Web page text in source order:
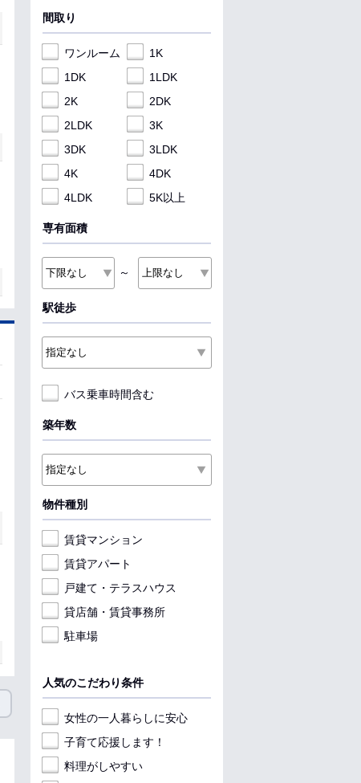
間取り
ワンルーム
1K
1DK
1LDK
2K
2DK
2LDK
3K
3DK
3LDK
4K
4DK
4LDK
5K以上
専有面積
～
駅徒歩
バス乗車時間含む
築年数
物件種別
賃貸マンション
賃貸アパート
戸建て・テラスハウス
貸店舗・賃貸事務所
駐車場
人気のこだわり条件
女性の一人暮らしに安心
子育て応援します！
料理がしやすい